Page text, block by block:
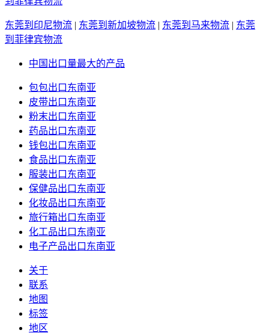
东莞到印尼物流 | 东莞到新加坡物流 | 东莞到马来物流 | 东莞
到菲律宾物流
中国出口量最大的产品
包包出口东南亚
皮带出口东南亚
粉末出口东南亚
药品出口东南亚
钱包出口东南亚
食品出口东南亚
服装出口东南亚
保健品出口东南亚
化妆品出口东南亚
旅行箱出口东南亚
化工品出口东南亚
电子产品出口东南亚
关于
联系
地图
标签
地区